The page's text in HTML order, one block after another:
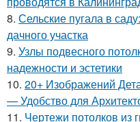
8. Сельские пугала в
дачного участка
9. Узлы подвесного
надежности и эстетики
10. 20+ Изображений
— Удобство для
11. Чертежи потолков из